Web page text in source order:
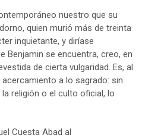
nuestro que su
quien murió más de treinta
inquietante, y diríase
Benjamin se encuentra, creo, en
de cierta vulgaridad. Es, al
a lo sagrado: sin
religión o el culto oficial, lo
Cuesta Abad al